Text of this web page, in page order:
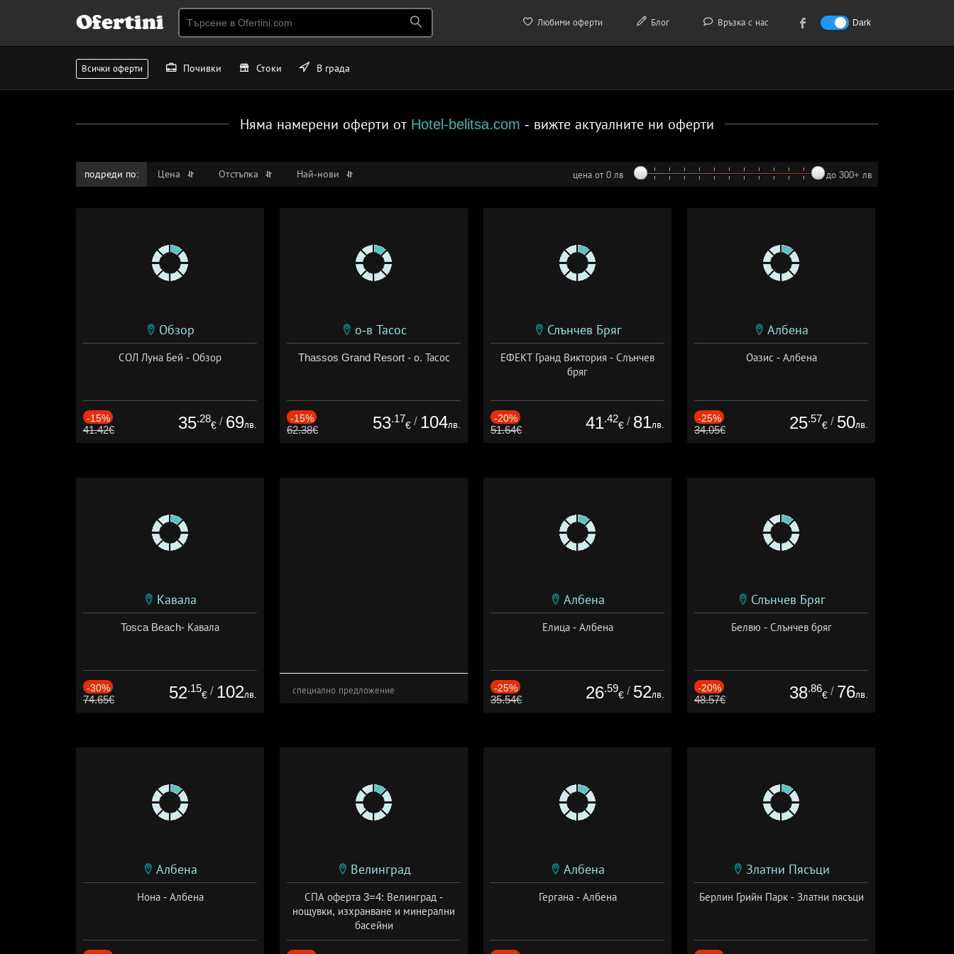
Любими оферти Блог Връзка с нас Dark
Ofertini
Всички оферти Почивки Стоки В града
Няма намерени оферти от Hotel-belitsa.com - вижте актуалните ни оферти
подреди по: Цена Отстъпка Най-нови цена от 0 лв до 300+ лв
Обзор
СОЛ Луна Бей - Обзор
-15%
41.42€ 35.28
€ / 69лв.
о-в Тасос
Thassos Grand Resort - о. Тасос
-15%
62.38€ 53.17
€ / 104лв.
Слънчев Бряг
ЕФЕКТ Гранд Виктория - Слънчев
бряг
-20%
51.64€ 41.42
€ / 81лв.
Албена
Оазис - Албена
-25%
34.05€ 25.57
€ / 50лв.
Кавала
Tosca Beach- Кавала
-30%
74.65€ 52.15
€ / 102лв. специално предложение
Албена
Елица - Албена
-25%
35.54€ 26.59
€ / 52лв.
Слънчев Бряг
Белвю - Слънчев бряг
-20%
48.57€ 38.86
€ / 76лв.
Албена
Нона - Албена
Велинград
СПА оферта 3=4: Велинград -
нощувки, изхранване и минерални
басейни
Дата: 01.07 - 30.09 + полупансион
Албена
Гергана - Албена
Златни Пясъци
Берлин Грийн Парк - Златни пясъци